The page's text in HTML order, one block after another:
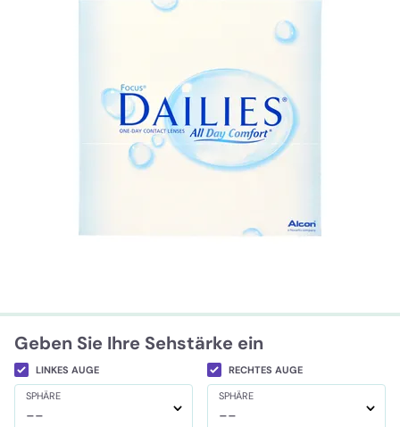
Geben Sie Ihre Sehstärke ein
LINKES AUGE RECHTES AUGE
SPHÄRE
--
SPHÄRE
--